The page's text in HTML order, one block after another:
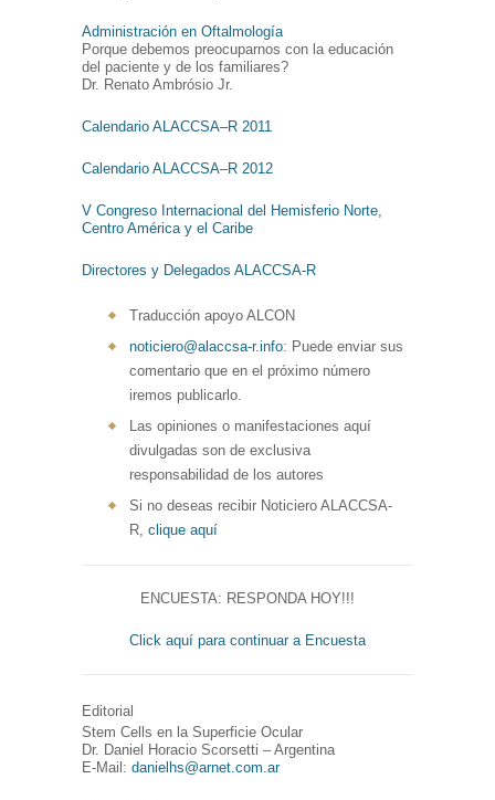
Administración en Oftalmología
Porque debemos preocuparnos con la educación
del paciente y de los familiares?
Dr. Renato Ambrósio Jr.
Calendario ALACCSA–R 2011
Calendario ALACCSA–R 2012
V Congreso Internacional del Hemisferio Norte,
Centro América y el Caribe
Directores y Delegados ALACCSA-R
Traducción apoyo ALCON
noticiero@alaccsa-r.info: Puede enviar sus
comentario que en el próximo número
iremos publicarlo.
Las opiniones o manifestaciones aquí
divulgadas son de exclusiva
responsabilidad de los autores
Si no deseas recibir Noticiero ALACCSA-
R, clique aquí
ENCUESTA: RESPONDA HOY!!!
Click aquí para continuar a Encuesta
Editorial
Stem Cells en la Superficie Ocular
Dr. Daniel Horacio Scorsetti – Argentina
E-Mail: danielhs@arnet.com.ar